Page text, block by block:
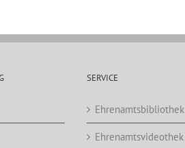
SERVICE
Ehrenamtsbibliothek
Ehrenamtsvideothek